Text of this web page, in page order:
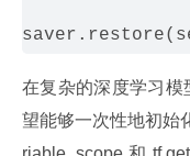
在复杂的深度学习模
望能够一次性地初始